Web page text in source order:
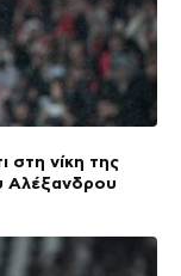
στη νίκη της
Αλέξανδρου